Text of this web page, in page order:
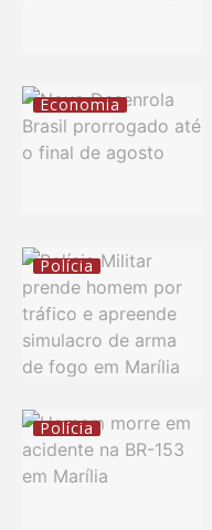
Economia
Polícia
Polícia